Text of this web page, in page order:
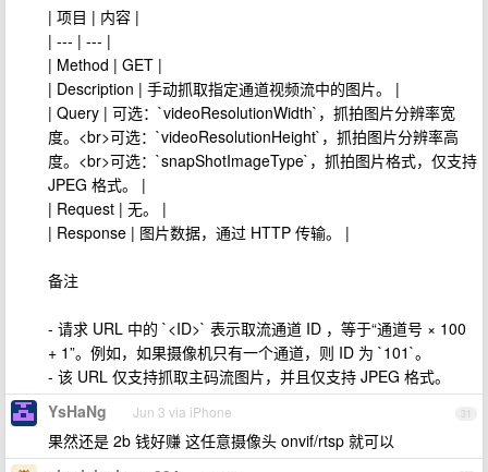
| 项目 | 内容 |
| --- | --- |
| Method | GET |
| Description | 手动抓取指定通道视频流中的图片。 |
| Query | 可选：`videoResolutionWidth`，抓拍图片分辨率宽
度。<br>可选：`videoResolutionHeight`，抓拍图片分辨率高
度。<br>可选：`snapShotImageType`，抓拍图片格式，仅支持
JPEG 格式。 |
| Request | 无。 |
| Response | 图片数据，通过 HTTP 传输。 |
备注
- 请求 URL 中的 `<ID>` 表示取流通道 ID ，等于“通道号 × 100
+ 1”。例如，如果摄像机只有一个通道，则 ID 为 `101`。
- 该 URL 仅支持抓取主码流图片，并且仅支持 JPEG 格式。
31
YsHaNg Jun 3 via iPhone
果然还是 2b 钱好赚 这任意摄像头 onvif/rtsp 就可以